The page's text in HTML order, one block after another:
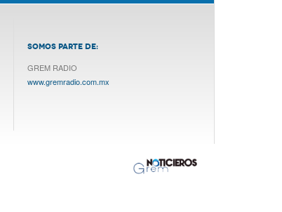
SOMOS PARTE DE:
GREM RADIO
www.gremradio.com.mx